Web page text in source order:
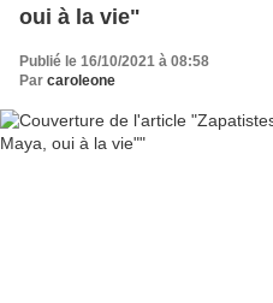
oui à la vie"
Publié le 16/10/2021 à 08:58
Par caroleone